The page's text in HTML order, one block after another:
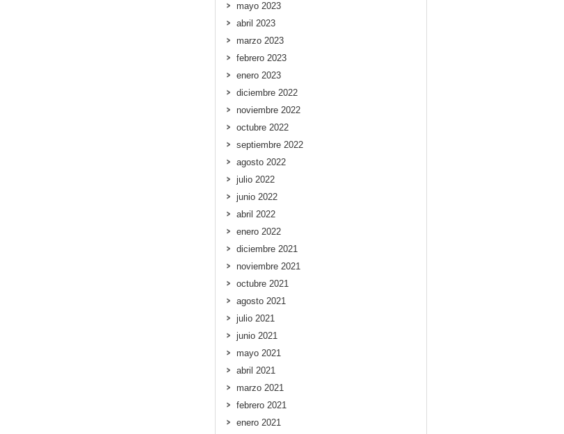
mayo 2023
abril 2023
marzo 2023
febrero 2023
enero 2023
diciembre 2022
noviembre 2022
octubre 2022
septiembre 2022
agosto 2022
julio 2022
junio 2022
abril 2022
enero 2022
diciembre 2021
noviembre 2021
octubre 2021
agosto 2021
julio 2021
junio 2021
mayo 2021
abril 2021
marzo 2021
febrero 2021
enero 2021